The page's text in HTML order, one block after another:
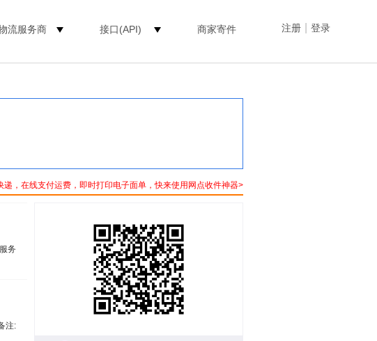
注册 登录
流服务商 接口(API) 商家寄件
递，在线支付运费，即时打印电子面单，快来使用网点收件神器>
务
注: